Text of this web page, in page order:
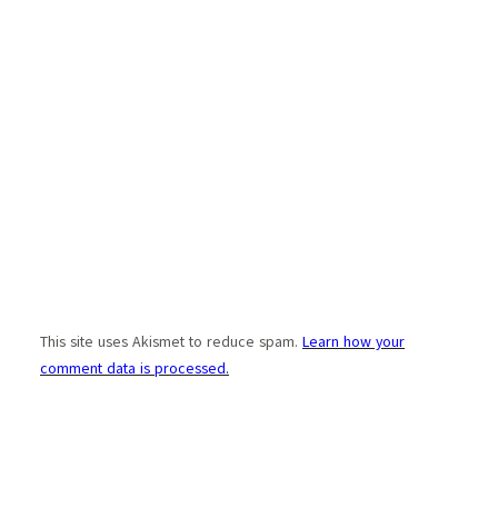
This site uses Akismet to reduce spam. Learn how your
comment data is processed.